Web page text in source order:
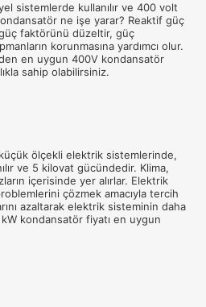
sistemlerde kullanılır ve 400 volt
ne işe yarar? Reaktif güç
faktörünü düzeltir, güç
korunmasına yardımcı olur.
en uygun 400V kondansatör
sahip olabilirsiniz.
ölçekli elektrik sistemlerinde,
ve 5 kilovat gücündedir. Klima,
içerisinde yer alırlar. Elektrik
çözmek amacıyla tercih
azaltarak elektrik sisteminin daha
kW kondansatör fiyatı en uygun